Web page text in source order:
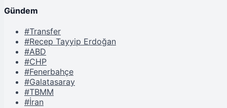
Gündem
#Transfer
#Recep Tayyip Erdoğan
#ABD
#CHP
#Fenerbahçe
#Galatasaray
#TBMM
#İran